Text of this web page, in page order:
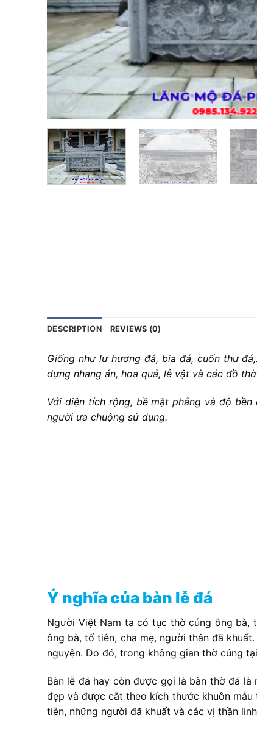
DESCRIPTION REVIEWS (0)
Giống như lư hương đá, bia đá, cuốn thư
dựng nhang án, hoa quả, lễ vật và các đồ
Với diện tích rộng, bề mặt phẳng và độ
người ưa chuộng sử dụng.
Ý nghĩa của bàn lễ đá
Người Việt Nam ta có tục thờ cúng ông bà,
ông bà, tổ tiên, cha mẹ, người thân đã
nguyện. Do đó, trong không gian thờ cúng
Bàn lễ đá hay còn được gọi là bàn thờ đá
đẹp và được cắt theo kích thước khuôn
tiên, những người đã khuất và các vị thần